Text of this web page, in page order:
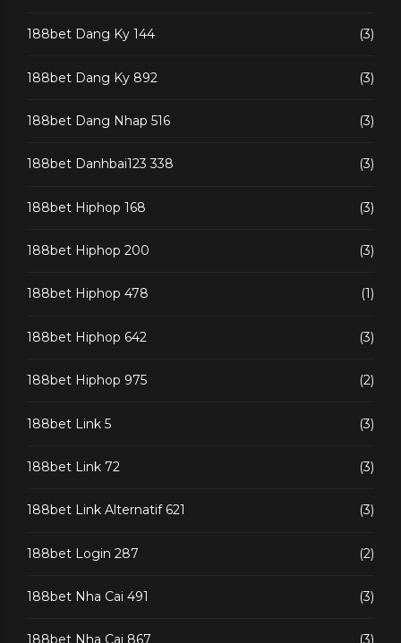
188bet Dang Ky 144 (3)
188bet Dang Ky 892 (3)
188bet Dang Nhap 516 (3)
188bet Danhbai123 338 (3)
188bet Hiphop 168 (3)
188bet Hiphop 200 (3)
188bet Hiphop 478 (1)
188bet Hiphop 642 (3)
188bet Hiphop 975 (2)
188bet Link 5 (3)
188bet Link 72 (3)
188bet Link Alternatif 621 (3)
188bet Login 287 (2)
188bet Nha Cai 491 (3)